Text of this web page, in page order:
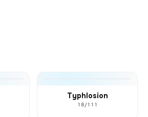
Typhlosion
18/111